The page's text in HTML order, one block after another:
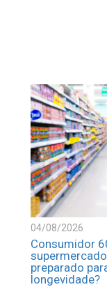
04/08/2026
Consumidor
preparado
longevidade?